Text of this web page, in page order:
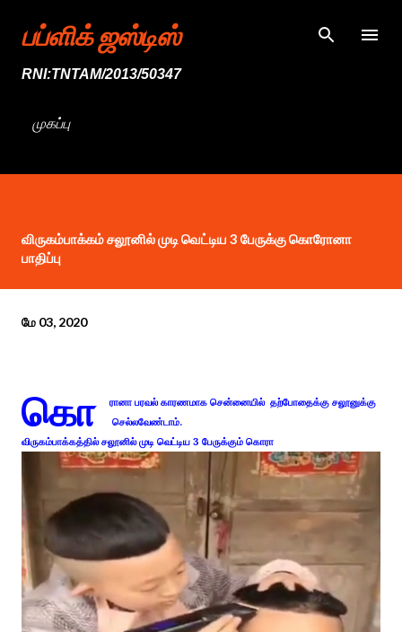
முதன்மை உள்ளடக்கத்திற்குச் செல்
பப்ளிக் ஜஸ்டிஸ்
RNI:TNTAM/2013/50347
முகப்பு
விருகம்பாக்கம் சலூனில் முடி வெட்டிய 3 பேருக்கு கொரோனா
பாதிப்பு
மே 03, 2020
கொ
ரானா பரவல் காரணமாக சென்னையில் தற்போதைக்கு சலூனுக்கு
செல்லவேண்டாம்.
விருகம்பாக்கத்தில் சலூனில் முடி வெட்டிய 3 பேருக்கும் கொரா